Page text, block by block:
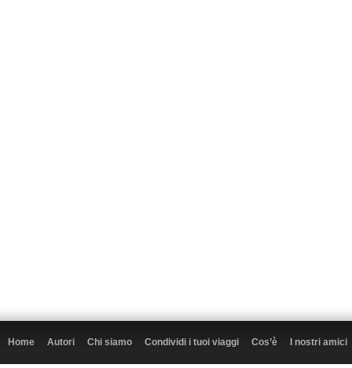
Home Autori Chi siamo Condividi i tuoi viaggi Cos’è I nostri amici